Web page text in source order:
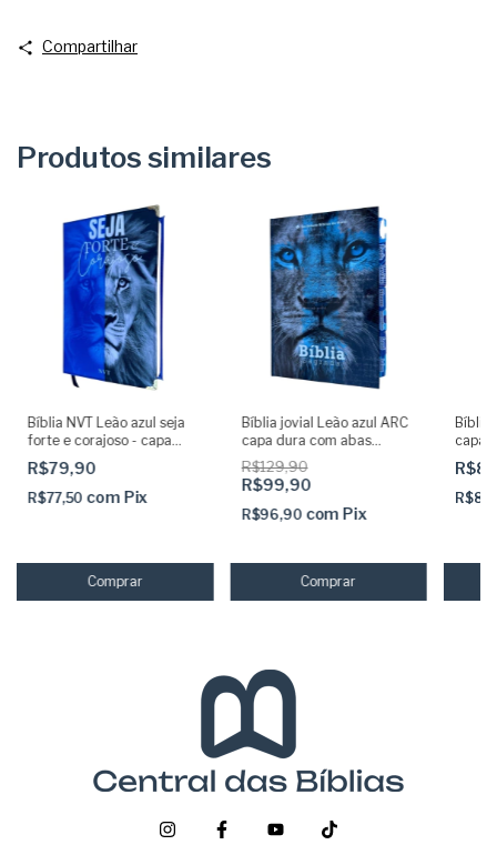
Compartilhar
Produtos similares
Bíblia NVT Leão azul seja
forte e corajoso - capa
dura acolchoada e
cantoneiras
R$79,90
R$77,50 com Pix
Bíblia jovial Leão azul ARC
capa dura com abas
adesivas já coladas
R$129,90
R$99,90
R$96,90 com Pix
Bíblia
capa